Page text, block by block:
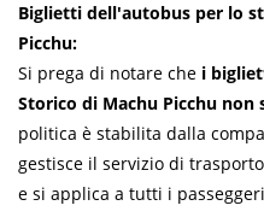
Biglietti dell'autobus per lo
Picchu:
Si prega di notare che i
Storico di Machu Picchu non
politica è stabilita dalla
gestisce il servizio di
e si applica a tutti i